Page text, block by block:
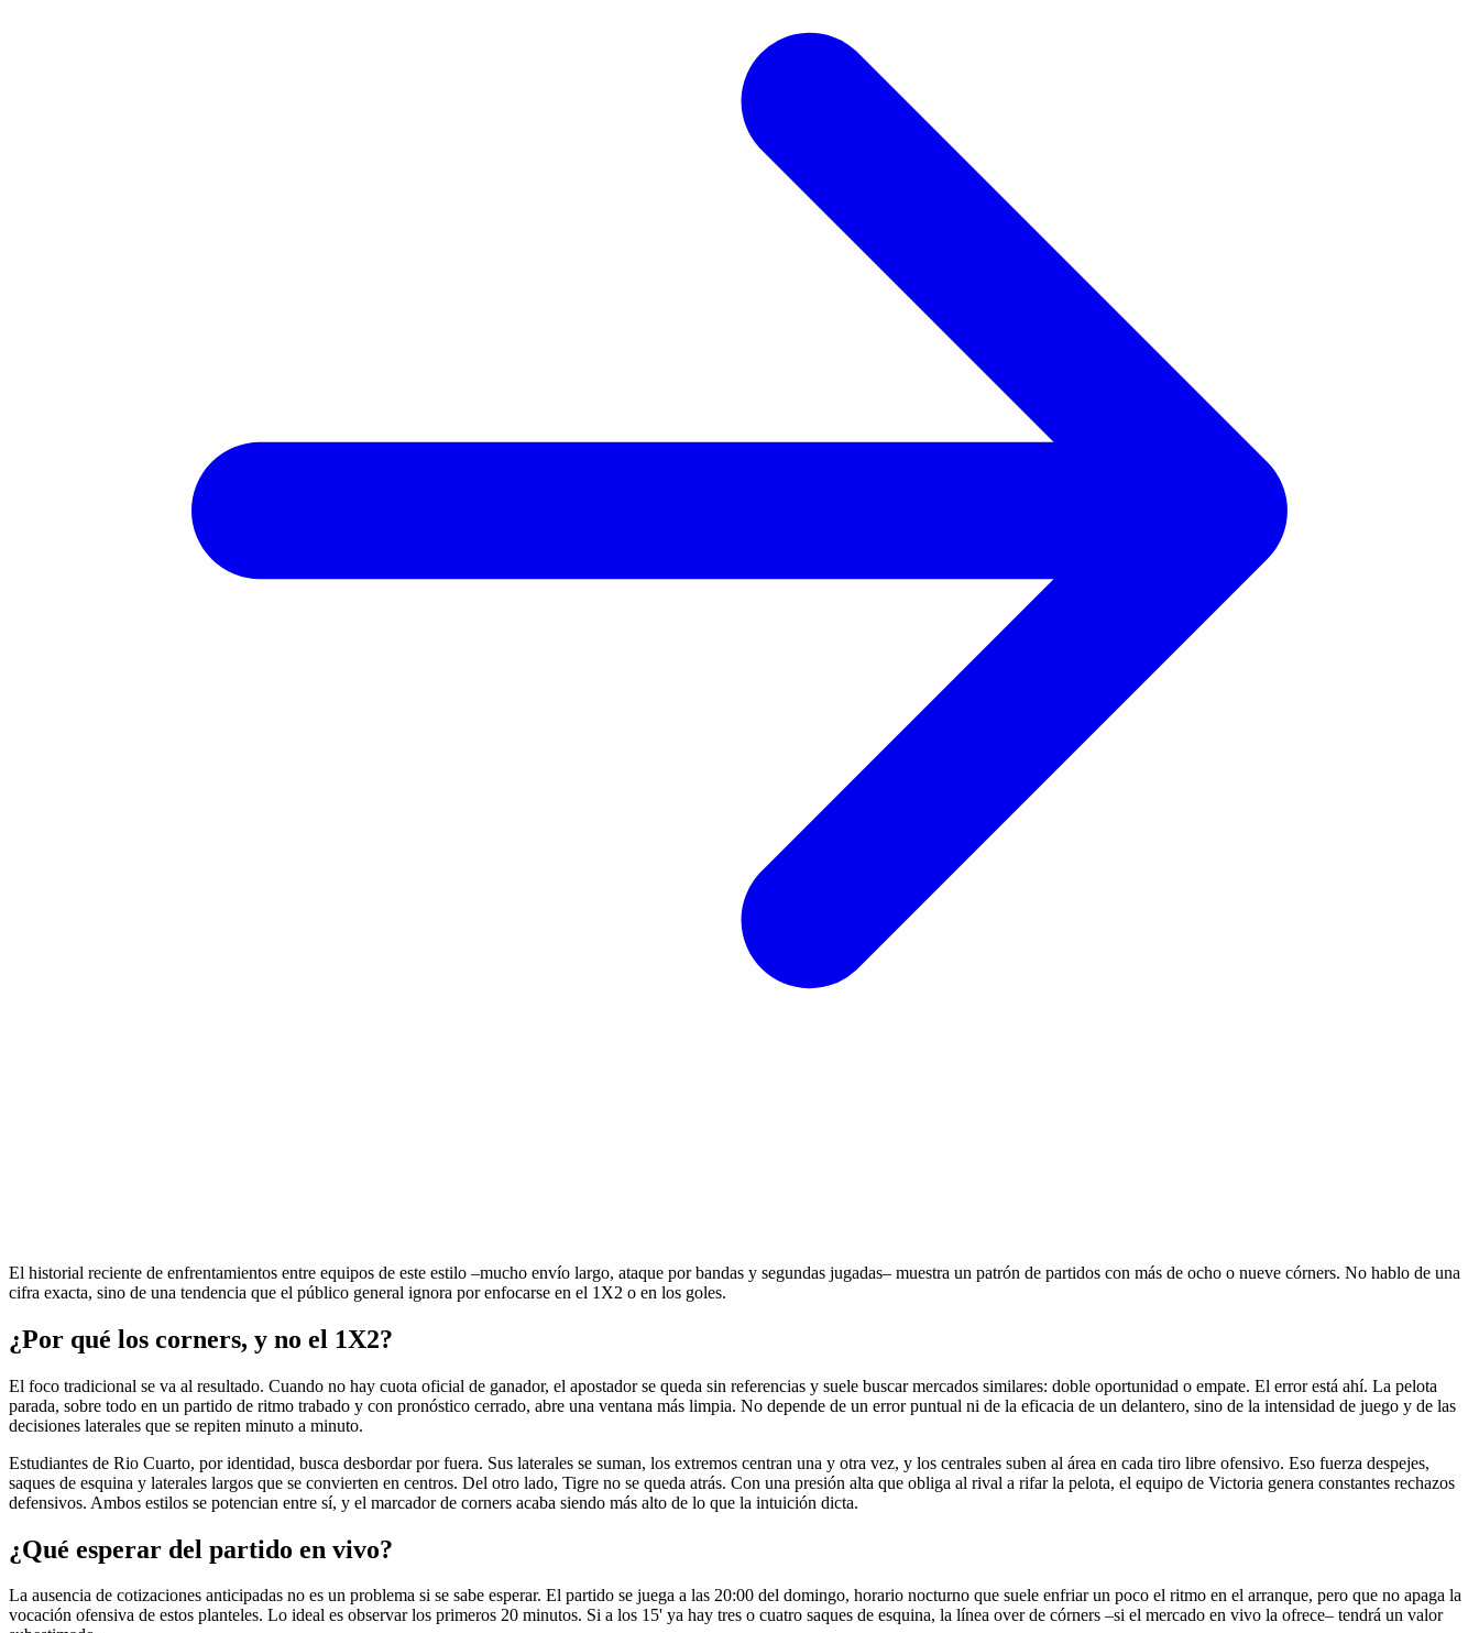
El historial reciente de enfrentamientos entre equipos de este estilo –mucho envío largo, ataque por bandas y segundas jugadas– muestra un patrón de partidos con más de ocho o nueve córners. No hablo de una
cifra exacta, sino de una tendencia que el público general ignora por enfocarse en el 1X2 o en los goles.
¿Por qué los corners, y no el 1X2?
El foco tradicional se va al resultado. Cuando no hay cuota oficial de ganador, el apostador se queda sin referencias y suele buscar mercados similares: doble oportunidad o empate. El error está ahí. La pelota
parada, sobre todo en un partido de ritmo trabado y con pronóstico cerrado, abre una ventana más limpia. No depende de un error puntual ni de la eficacia de un delantero, sino de la intensidad de juego y de las
decisiones laterales que se repiten minuto a minuto.
Estudiantes de Rio Cuarto, por identidad, busca desbordar por fuera. Sus laterales se suman, los extremos centran una y otra vez, y los centrales suben al área en cada tiro libre ofensivo. Eso fuerza despejes,
saques de esquina y laterales largos que se convierten en centros. Del otro lado, Tigre no se queda atrás. Con una presión alta que obliga al rival a rifar la pelota, el equipo de Victoria genera constantes rechazos
defensivos. Ambos estilos se potencian entre sí, y el marcador de corners acaba siendo más alto de lo que la intuición dicta.
¿Qué esperar del partido en vivo?
La ausencia de cotizaciones anticipadas no es un problema si se sabe esperar. El partido se juega a las 20:00 del domingo, horario nocturno que suele enfriar un poco el ritmo en el arranque, pero que no apaga la
vocación ofensiva de estos planteles. Lo ideal es observar los primeros 20 minutos. Si a los 15' ya hay tres o cuatro saques de esquina, la línea over de córners –si el mercado en vivo la ofrece– tendrá un valor